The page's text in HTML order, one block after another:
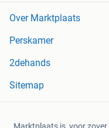
Over Marktplaats
Perskamer
2dehands
Sitemap